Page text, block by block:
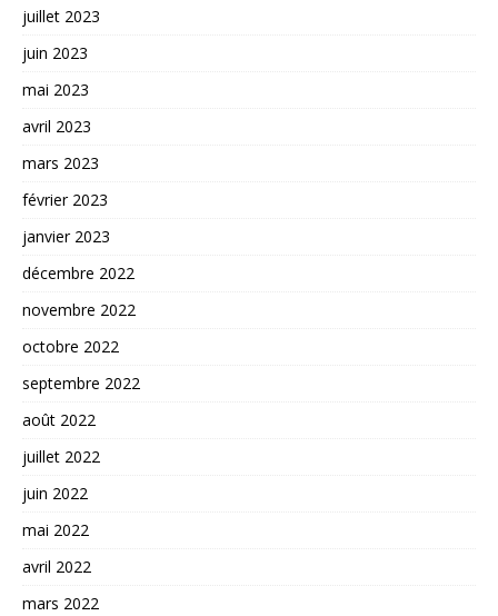
juillet 2023
juin 2023
mai 2023
avril 2023
mars 2023
février 2023
janvier 2023
décembre 2022
novembre 2022
octobre 2022
septembre 2022
août 2022
juillet 2022
juin 2022
mai 2022
avril 2022
mars 2022